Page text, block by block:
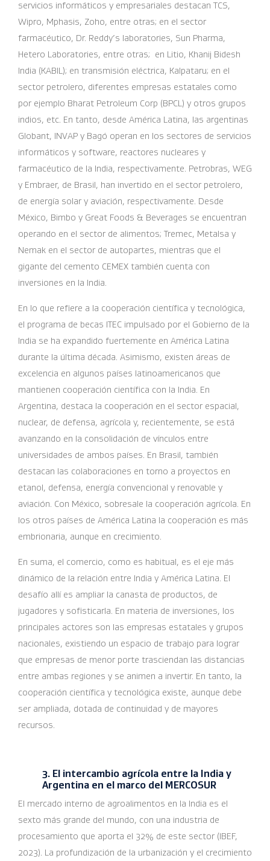
servicios informáticos y empresariales destacan TCS,
Wipro, Mphasis, Zoho, entre otras; en el sector
farmacéutico, Dr. Reddy’s laboratories, Sun Pharma,
Hetero Laboratories, entre otras; en Litio, Khanij Bidesh
India (KABIL); en transmisión eléctrica, Kalpataru; en el
sector petrolero, diferentes empresas estatales como
por ejemplo Bharat Petroleum Corp (BPCL) y otros grupos
indios, etc. En tanto, desde América Latina, las argentinas
Globant, INVAP y Bagó operan en los sectores de servicios
informáticos y software, reactores nucleares y
farmacéutico de la India, respectivamente. Petrobras, WEG
y Embraer, de Brasil, han invertido en el sector petrolero,
de energía solar y aviación, respectivamente. Desde
México, Bimbo y Great Foods & Beverages se encuentran
operando en el sector de alimentos; Tremec, Metalsa y
Nemak en el sector de autopartes, mientras que el
gigante del cemento CEMEX también cuenta con
inversiones en la India.
En lo que refiere a la cooperación científica y tecnológica,
el programa de becas ITEC impulsado por el Gobierno de la
India se ha expandido fuertemente en América Latina
durante la última década. Asimismo, existen áreas de
excelencia en algunos países latinoamericanos que
mantienen cooperación científica con la India. En
Argentina, destaca la cooperación en el sector espacial,
nuclear, de defensa, agrícola y, recientemente, se está
avanzando en la consolidación de vínculos entre
universidades de ambos países. En Brasil, también
destacan las colaboraciones en torno a proyectos en
etanol, defensa, energía convencional y renovable y
aviación. Con México, sobresale la cooperación agrícola. En
los otros países de América Latina la cooperación es más
embrionaria, aunque en crecimiento.
En suma, el comercio, como es habitual, es el eje más
dinámico de la relación entre India y América Latina. El
desafío allí es ampliar la canasta de productos, de
jugadores y sofisticarla. En materia de inversiones, los
principales actores son las empresas estatales y grupos
nacionales, existiendo un espacio de trabajo para lograr
que empresas de menor porte trasciendan las distancias
entre ambas regiones y se animen a invertir. En tanto, la
cooperación científica y tecnológica existe, aunque debe
ser ampliada, dotada de continuidad y de mayores
recursos.
3. El intercambio agrícola entre la India y
Argentina en el marco del MERCOSUR
El mercado interno de agroalimentos en la India es el
sexto más grande del mundo, con una industria de
procesamiento que aporta el 32% de este sector (IBEF,
2023). La profundización de la urbanización y el crecimiento